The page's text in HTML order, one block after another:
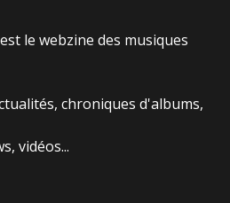
le webzine des musiques
chroniques d'albums,
vidéos...